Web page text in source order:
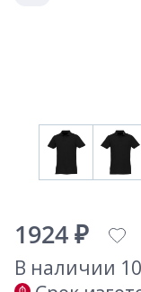
1924 ₽
В наличии 10